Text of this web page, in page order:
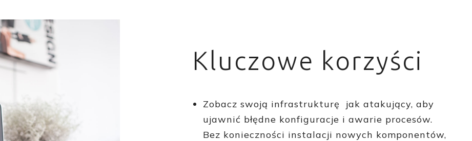
Kluczowe korzyści
Zobacz swoją infrastrukturę
jak atakujący, aby
ujawnić błędne konfiguracje i awarie procesów.
Bez konieczności instalacji nowych komponentów,